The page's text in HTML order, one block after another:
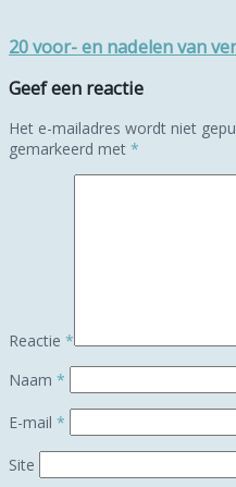
20 voor- en nadelen van
Geef een reactie
Het e-mailadres wordt niet
gemarkeerd met *
Reactie *
Naam *
E-mail *
Site